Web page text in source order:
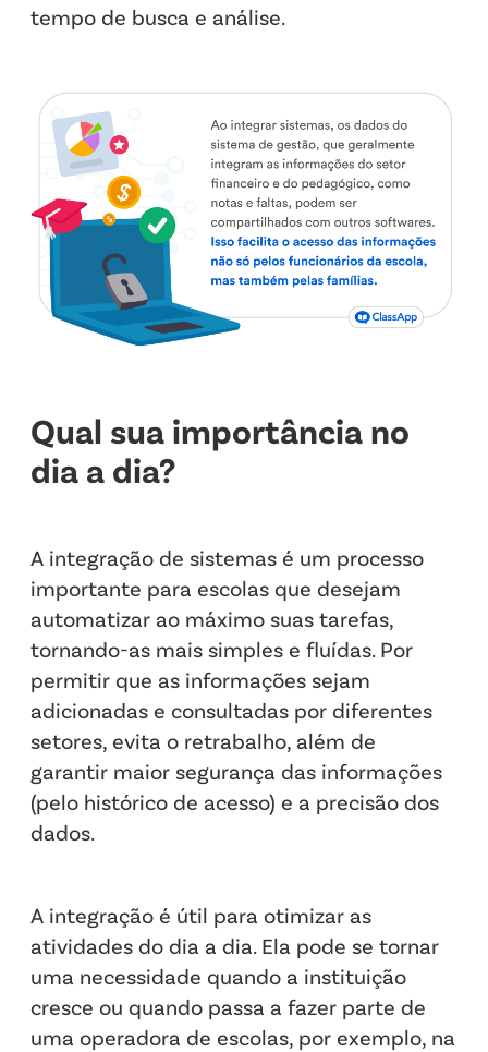
tempo de busca e análise.
Qual sua importância no
dia a dia?
A integração de sistemas é um processo
importante para escolas que desejam
automatizar ao máximo suas tarefas,
tornando-as mais simples e fluídas. Por
permitir que as informações sejam
adicionadas e consultadas por diferentes
setores, evita o retrabalho, além de
garantir maior segurança das informações
(pelo histórico de acesso) e a precisão dos
dados.
A integração é útil para otimizar as
atividades do dia a dia. Ela pode se tornar
uma necessidade quando a instituição
cresce ou quando passa a fazer parte de
uma operadora de escolas, por exemplo, na